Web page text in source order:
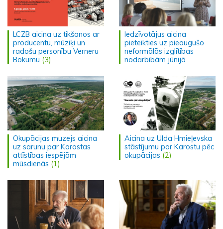
LCZB aicina uz tikšanos ar
producentu, mūziķi un
radošu personību Verneru
Bokumu (3)
Iedzīvotājus aicina
pieteikties uz pieaugušo
neformālās izglītības
nodarbībām jūnijā
Okupācijas muzejs aicina
uz sarunu par Karostas
attīstības iespējām
mūsdienās (1)
Aicina uz Ulda Hmieļevska
stāstījumu par Karostu pēc
okupācijas (2)